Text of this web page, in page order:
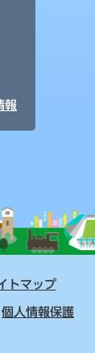
報
トマップ
個人情報保護